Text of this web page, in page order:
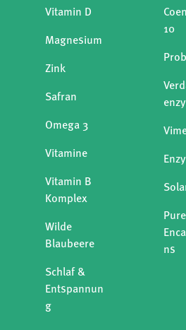
Vitamin D
Magnesium
Zink
Safran
Omega 3
Vitamine
Vitamin B
Komplex
Wilde
Blaubeere
Schlaf &
Entspannun
g
10
Pure
ns